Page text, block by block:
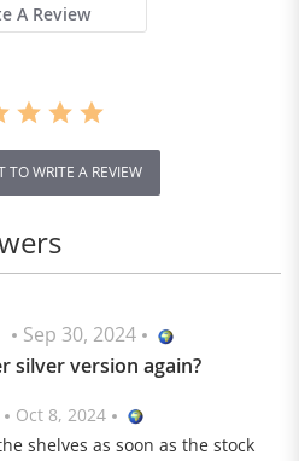
A Review
TO WRITE A REVIEW
Sep 30, 2024
silver version again?
Oct 8, 2024
shelves as soon as the stock